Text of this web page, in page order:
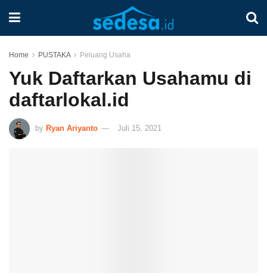
Home PUSTAKA Peluang Usaha
Yuk Daftarkan Usahamu di
daftarlokal.id
by Ryan Ariyanto Juli 15, 2021